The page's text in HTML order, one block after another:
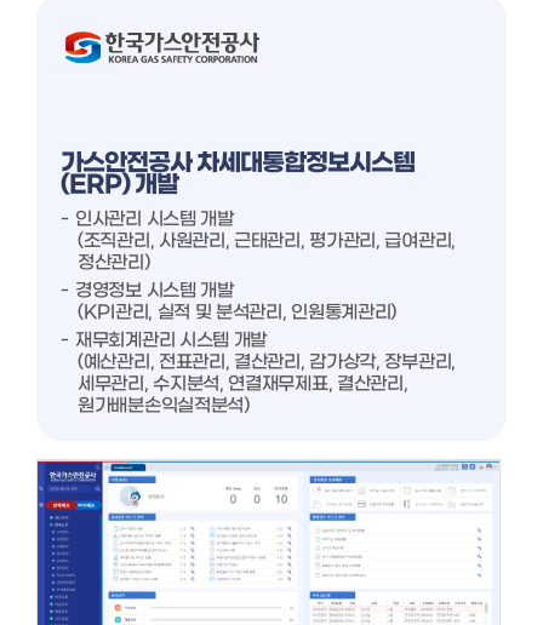
가스안전공사 차세대통합정보시스템
(ERP) 개발
인사관리 시스템 개발
(조직관리, 사원관리, 근태관리, 평가관리, 급여관리,
정산관리)
경영정보 시스템 개발
(KPI관리, 실적 및 분석관리, 인원통계관리)
재무회계관리 시스템 개발
(예산관리, 전표관리, 결산관리, 감가상각, 장부관리,
세무관리, 수지분석, 연결재무제표, 결산관리,
원가배분손익실적분석)